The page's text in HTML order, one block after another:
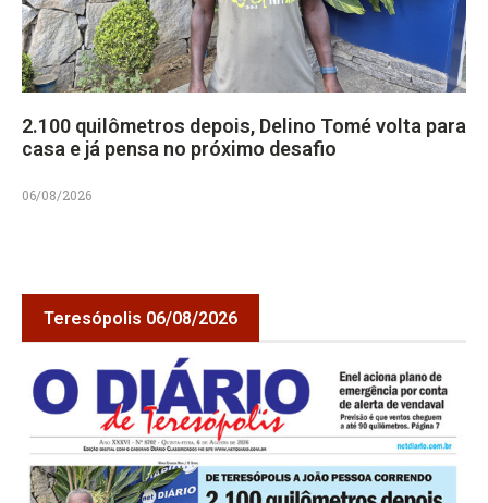
2.100 quilômetros depois, Delino Tomé volta para
casa e já pensa no próximo desafio
06/08/2026
Teresópolis 06/08/2026